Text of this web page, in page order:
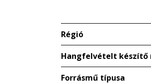
Régió
Hangfelvételt készítő
Forrásmű típusa